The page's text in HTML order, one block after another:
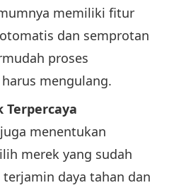
memiliki fitur
dan semprotan
proses
mengulang.
Terpercaya
menentukan
merek yang sudah
daya tahan dan